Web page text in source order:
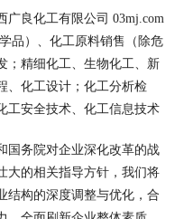
广良化工有限公司 03mj.com
品）、化工原料销售（除危
；精细化工、生物化工、新
、化工设计；化工分析检
工安全技术、化工信息技术
国务院对企业深化改革的战
大的相关指导方针，我们将
结构的深度调整与优化，合